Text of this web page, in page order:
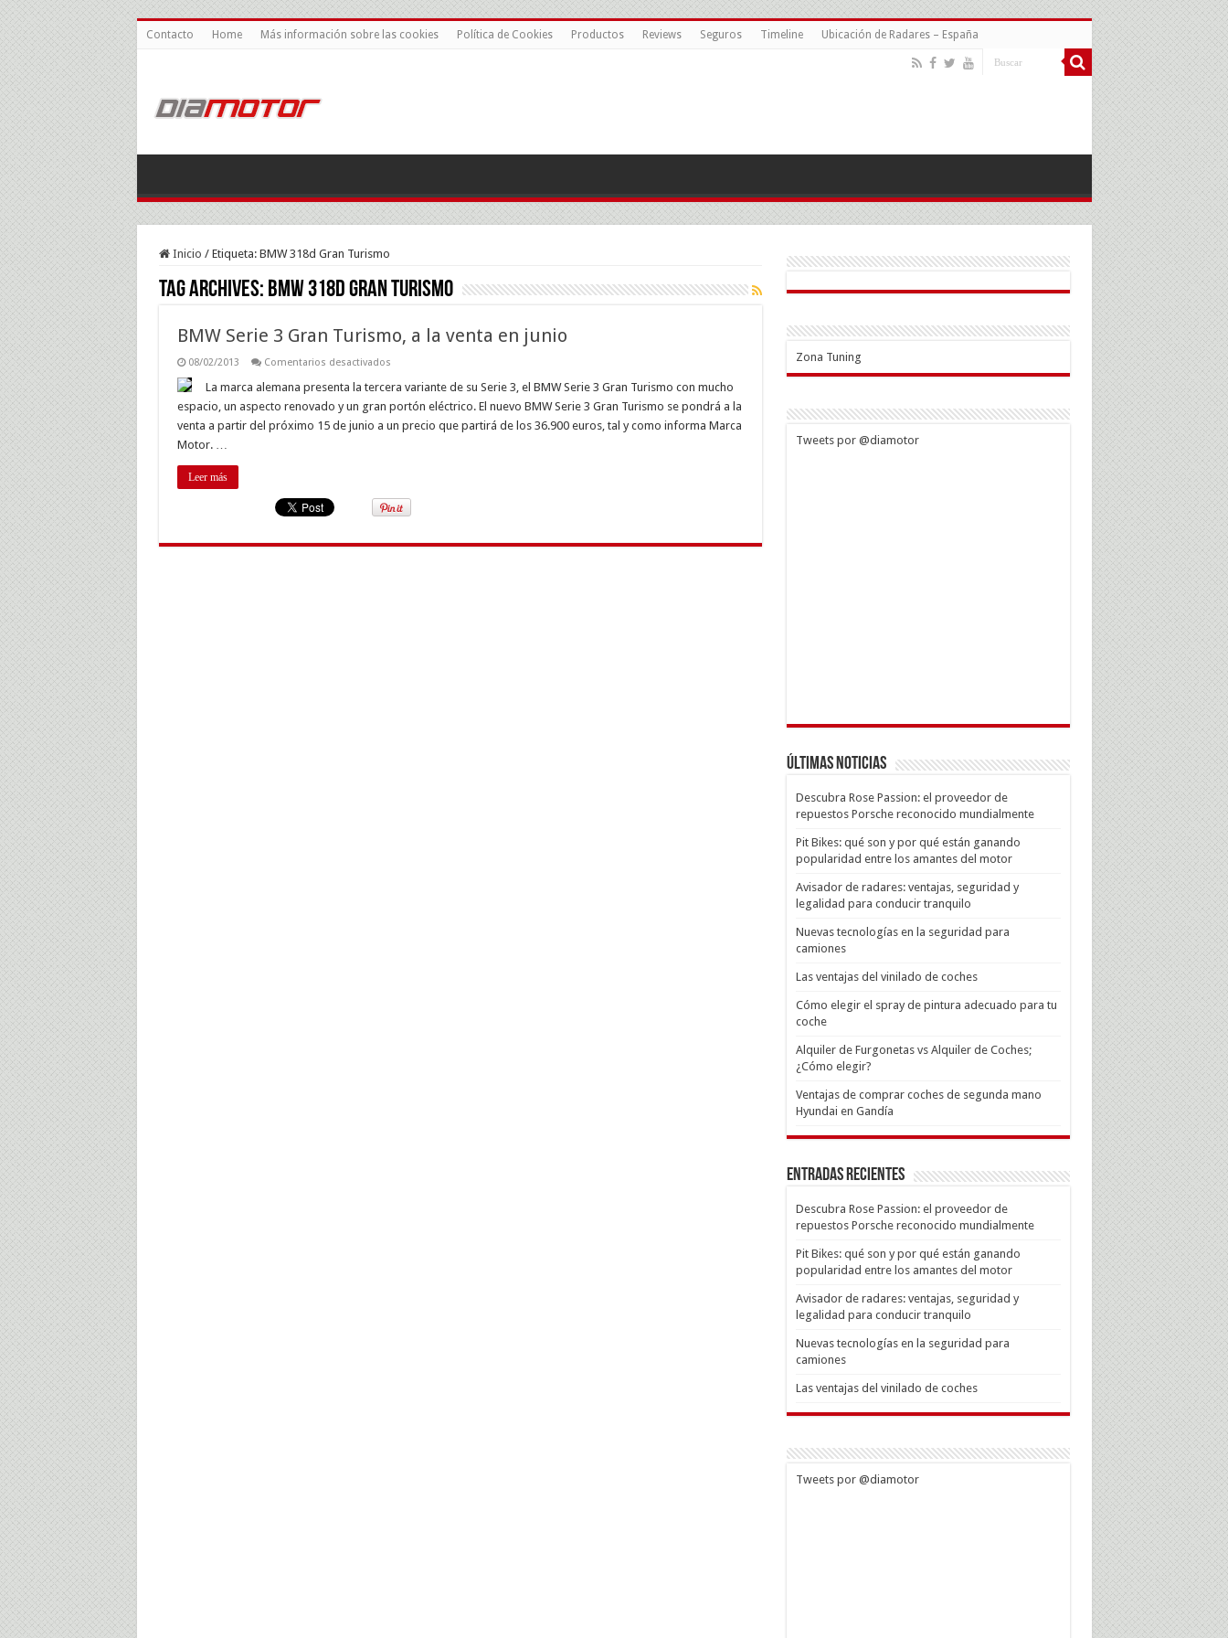
Contacto Home Más información sobre las cookies Política de Cookies Productos Reviews Seguros Timeline Ubicación de Radares – España
Inicio / Etiqueta: BMW 318d Gran Turismo
Tag Archives: BMW 318d Gran Turismo
BMW Serie 3 Gran Turismo, a la venta en junio
08/02/2013 Comentarios desactivadosen
Serie
Gran
Turismo,
a
La marca alemana presenta la tercera variante de su Serie 3, el BMW Serie 3 Gran Turismo con mucho
espacio, un aspecto renovado y un gran portón eléctrico. El nuevo BMW Serie 3 Gran Turismo se pondrá a la
venta a partir del próximo 15 de junio a un precio que partirá de los 36.900 euros, tal y como informa Marca
Motor. …
Leer más
Zona Tuning
Tweets por @diamotor
Últimas Noticias
Descubra Rose Passion: el proveedor de
repuestos Porsche reconocido mundialmente
Pit Bikes: qué son y por qué están ganando
popularidad entre los amantes del motor
Avisador de radares: ventajas, seguridad y
legalidad para conducir tranquilo
Nuevas tecnologías en la seguridad para
camiones
Las ventajas del vinilado de coches
Cómo elegir el spray de pintura adecuado para tu
coche
Alquiler de Furgonetas vs Alquiler de Coches;
¿Cómo elegir?
Ventajas de comprar coches de segunda mano
Hyundai en Gandía
Entradas recientes
Descubra Rose Passion: el proveedor de
repuestos Porsche reconocido mundialmente
Pit Bikes: qué son y por qué están ganando
popularidad entre los amantes del motor
Avisador de radares: ventajas, seguridad y
legalidad para conducir tranquilo
Nuevas tecnologías en la seguridad para
camiones
Las ventajas del vinilado de coches
Tweets por @diamotor